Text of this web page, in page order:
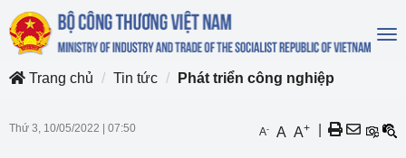
Trang chủ
Tin tức Phát triển công nghiệp
Thứ 3, 10/05/2022 07:50 A- A A+